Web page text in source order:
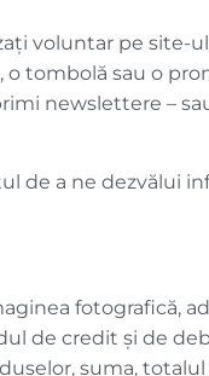
voluntar pe site-ul
tombolă sau o
newslettere –
de a ne dezvălui
fotografică,
de credit și de
suma, totalul